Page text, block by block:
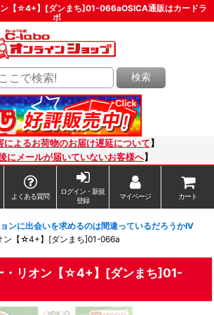
ン【☆4+】[ダンまち]01-066aOSICA通販はカードラ
ボ
検索
によるお荷物のお届け遅延について 】
にメールが届いていないお客様へ】
よくある質問
ログイン・新規
登録
マイページ カート
ンに出会いを求めるのは間違っているだろうかIV
ン【☆4+】[ダンまち]01-066a
・リオン【☆4+】[ダンまち]01-